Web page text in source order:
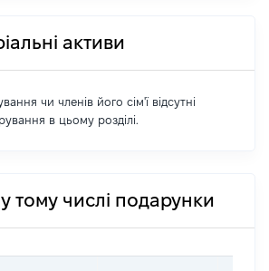
активи
чи членів його сім'ї відсутні
в цьому розділі.
тому числі подарунки